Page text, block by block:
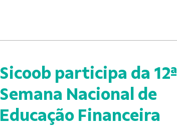
Sicoob participa da 12ª
Semana Nacional de
Educação Financeira